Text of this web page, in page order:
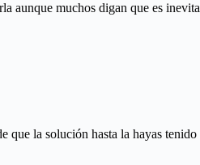
aunque muchos digan que es
que la solución hasta la hayas